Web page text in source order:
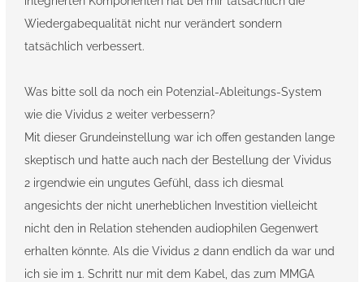
Wiedergabequalität nicht nur verändert sondern
tatsächlich verbessert.
Was bitte soll da noch ein Potenzial-Ableitungs-System
wie die Vividus 2 weiter verbessern?
Mit dieser Grundeinstellung war ich offen gestanden lange
skeptisch und hatte auch nach der Bestellung der Vividus
2 irgendwie ein ungutes Gefühl, dass ich diesmal
angesichts der nicht unerheblichen Investition vielleicht
nicht den in Relation stehenden audiophilen Gegenwert
erhalten könnte. Als die Vividus 2 dann endlich da war und
ich sie im 1. Schritt nur mit dem Kabel, das zum MMGA